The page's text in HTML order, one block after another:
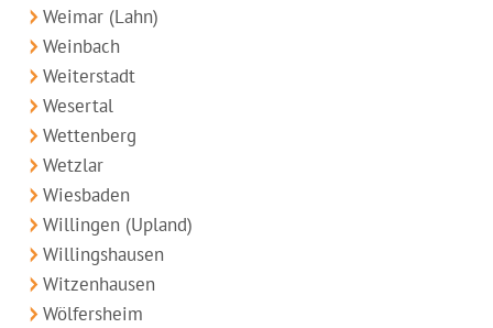
Weimar (Lahn)
Weinbach
Weiterstadt
Wesertal
Wettenberg
Wetzlar
Wiesbaden
Willingen (Upland)
Willingshausen
Witzenhausen
Wölfersheim